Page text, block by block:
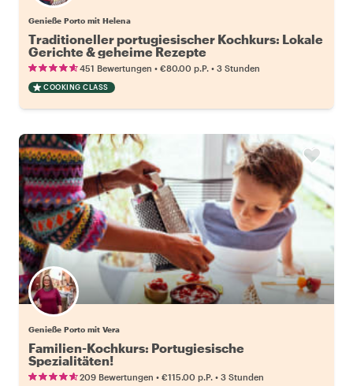
Genieße Porto mit Helena
Traditioneller portugiesischer Kochkurs: Lokale
Gerichte & geheime Rezepte
451 Bewertungen • €80.00 p.P. • 3 Stunden
COOKING CLASS
Genieße Porto mit Vera
Familien-Kochkurs: Portugiesische
Spezialitäten!
209 Bewertungen • €115.00 p.P. • 3 Stunden